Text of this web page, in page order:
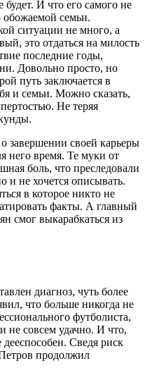
будет. И что его самого не
обожаемой семьи.
ситуации не много, а
это отдаться на милость
последние годы,
Довольно просто, но
путь заключается в
и семьи. Можно сказать,
Не теряя
завершении своей карьеры
него время. Те муки от
боль, что преследовали
и не хочется описывать.
в которое никто не
факты. А главный
смог выкарабкаться из
диагноз, чуть более
что больше никогда не
футболиста,
не совсем удачно. И что,
дееспособен. Сведя риск
продолжил